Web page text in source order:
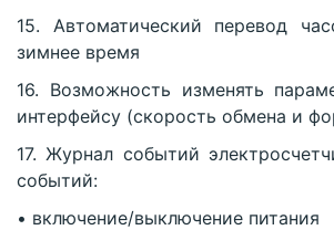
15. Автоматический перевод
зимнее время
16. Возможность изменять
интерфейсу (скорость обмена и
17. Журнал событий
событий:
• включение/выключение питания